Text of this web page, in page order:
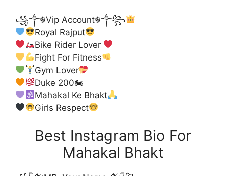
꧁༒☬Vip Account☬༒꧂
Royal Rajput
Bike Rider Lover
Fight For Fitness
Gym Lover
Duke 200🏍
Mahakal Ke Bhakt
Girls Respect
Best Instagram Bio For
Mahakal Bhakt